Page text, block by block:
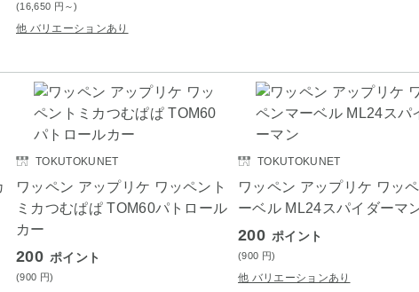
(16,650 円 ～)
他 バリエーションあり
TOKUTOKUNET
ワッペン アップリケ ワッペント
ミカつむぱぱ TOM60パトロール
カー
200 ポイント
(900 円)
TOKUTOKUNET
ワッペン アップリケ ワッ
ーベル ML24スパイダーマ
200 ポイント
(900 円)
他 バリエーションあり